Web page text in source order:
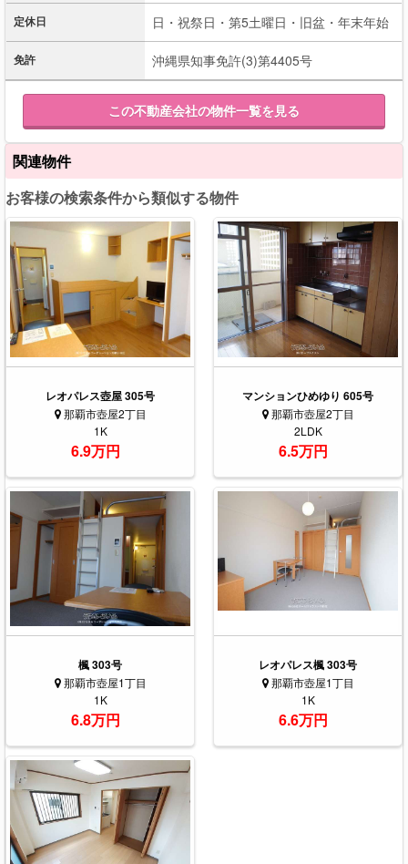
定休日 日・祝祭日・第5土曜日・旧盆・年末年始
免許 沖縄県知事免許(3)第4405号
この不動産会社の物件一覧を見る
関連物件
お客様の検索条件から類似する物件
レオパレス壺屋 305号
那覇市壺屋2丁目
1K
6.9万円
マンションひめゆり 605号
那覇市壺屋2丁目
2LDK
6.5万円
楓 303号
那覇市壺屋1丁目
1K
6.8万円
レオパレス楓 303号
那覇市壺屋1丁目
1K
6.6万円